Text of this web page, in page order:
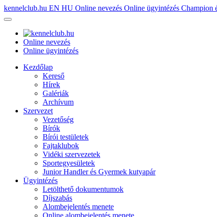
kennelclub.hu EN HU Online nevezés Online ügyintézés Champion
Online nevezés
Online ügyintézés
Kezdőlap
Kereső
Hírek
Galériák
Archívum
Szervezet
Vezetőség
Bírók
Bírói testületek
Fajtaklubok
Vidéki szervezetek
Sportegyesületek
Junior Handler és Gyermek kutyapár
Ügyintézés
Letölthető dokumentumok
Díjszabás
Alombejelentés menete
Online alombejelentés menete